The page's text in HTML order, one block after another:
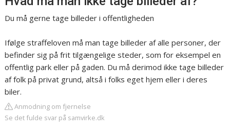
Du må gerne tage billeder i offentligheden
Ifølge straffeloven må man tage billeder af alle personer, der
befinder sig på frit tilgængelige steder, som for eksempel en
offentlig park eller på gaden. Du må derimod ikke tage billeder
af folk på privat grund, altså i folks eget hjem eller i deres
biler.
Anmodning om fjernelse
Se det fulde svar på samvirke.dk